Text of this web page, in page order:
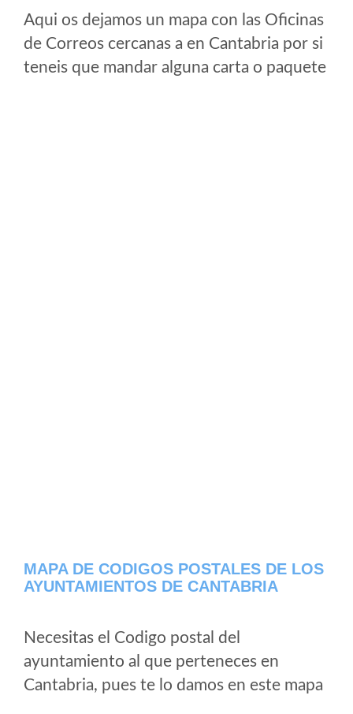
Aqui os dejamos un mapa con las Oficinas
de Correos cercanas a en Cantabria por si
teneis que mandar alguna carta o paquete
MAPA DE CODIGOS POSTALES DE LOS
AYUNTAMIENTOS DE CANTABRIA
Necesitas el Codigo postal del
ayuntamiento al que perteneces en
Cantabria, pues te lo damos en este mapa